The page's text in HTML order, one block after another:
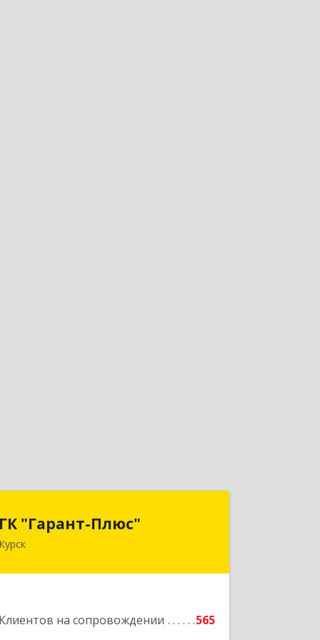
ГК "Гарант-Плюс"
Курск
Клиентов на сопровождении
565